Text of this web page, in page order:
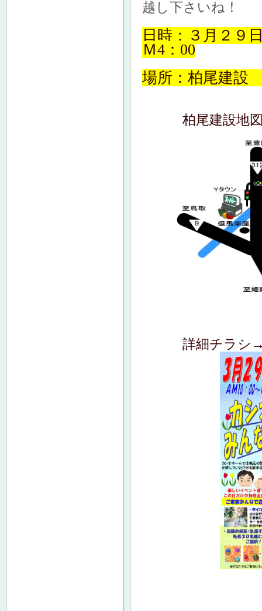
越し下さいね！
日時：３月２９
Ｍ4：00
場所：柏尾建設
柏尾建設地
詳細チラシ